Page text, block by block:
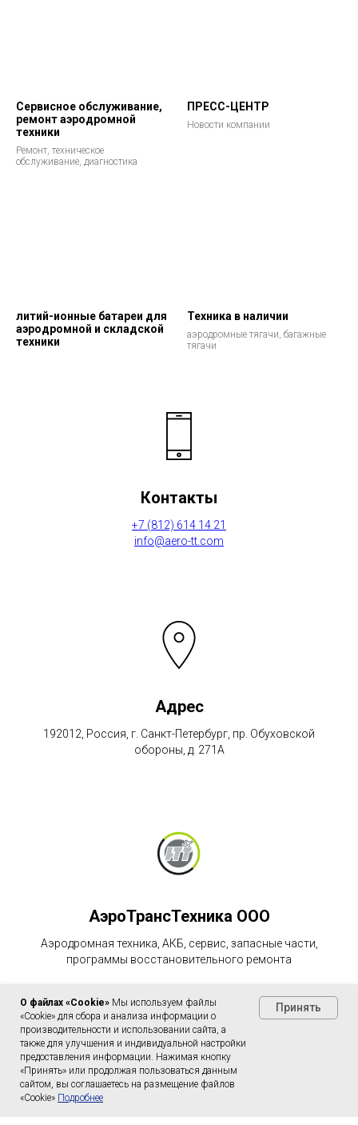
Сервисное обслуживание,
ремонт аэродромной
техники
Ремонт, техническое
обслуживание, диагностика
ПРЕСС-ЦЕНТР
Новости компании
литий-ионные батареи для
аэродромной и складской
техники
Техника в наличии
аэродромные тягачи, багажные
тягачи
Контакты
+7 (812) 614 14 21
info@aero-tt.com
Адрес
192012, Россия, г. Санкт-Петербург, пр. Обуховской
обороны, д. 271А
АэроТрансТехника ООО
Аэродромная техника, АКБ, сервис, запасные части,
программы восстановительного ремонта
О файлах «Cookie» Мы используем файлы
«Cookie» для сбора и анализа информации о
производительности и использовании сайта, а
также для улучшения и индивидуальной настройки
предоставления информации. Нажимая кнопку
«Принять» или продолжая пользоваться данным
сайтом, вы соглашаетесь на размещение файлов
«Cookie» Подробнее
Принять
Политика в отношении обработки персональных данных в
ООО АэроТрансТехникасм документ